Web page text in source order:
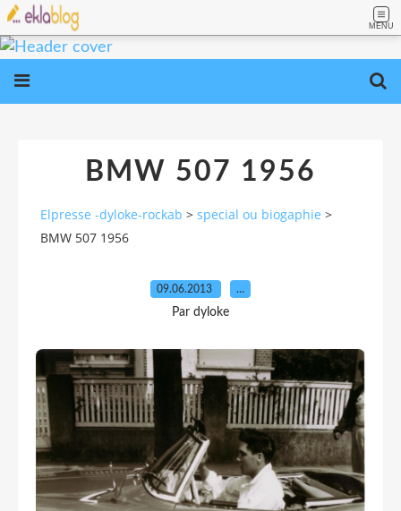
MENU
BMW 507 1956
Elpresse -dyloke-rockab > special ou biogaphie >
BMW 507 1956
09.06.2013 …
Par dyloke